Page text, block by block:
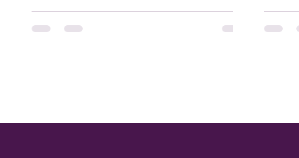
evento promovido pelo CMEC em
São...